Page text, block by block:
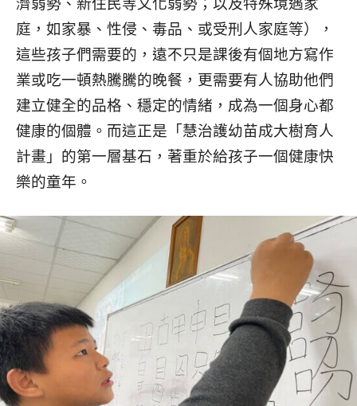
濟弱勢、新住民等文化弱勢；以及特殊境遇家
庭，如家暴、性侵、毒品、或受刑人家庭等），
這些孩子們需要的，遠不只是課後有個地方寫作
業或吃一頓熱騰騰的晚餐，更需要有人協助他們
建立健全的品格、穩定的情緒，成為一個身心都
健康的個體。而這正是「慧治護幼苗成大樹育人
計畫」的第一層基石，著重於給孩子一個健康快
樂的童年。